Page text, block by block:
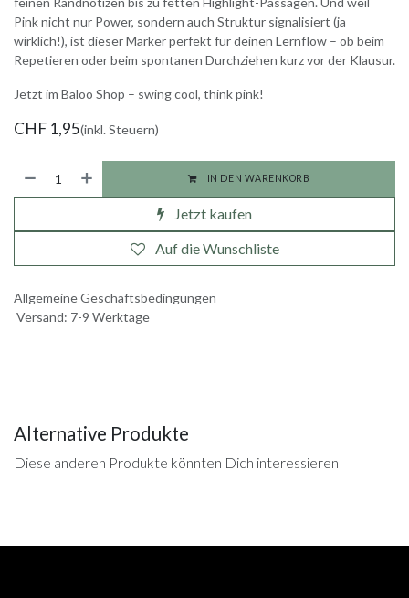
Pink nicht nur Power, sondern auch Struktur signalisiert (ja
wirklich!), ist dieser Marker perfekt für deinen Lernflow – ob beim
Repetieren oder beim spontanen Durchziehen kurz vor der Klausur.
Jetzt im Baloo Shop – swing cool, think pink!
CHF 1,95(inkl. Steuern)
IN DEN WARENKORB
Jetzt kaufen
Auf die Wunschliste
Allgemeine Geschäftsbedingungen
Versand: 7-9 Werktage
Alternative Produkte
Diese anderen Produkte könnten Dich interessieren